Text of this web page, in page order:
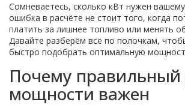
Сомневаетесь, сколько кВт нужен
ошибка в расчёте не стоит того, когда
платить за лишнее топливо или менять
Давайте разберём всё по полочкам,
быстро подобрать оптимальную
Почему правильный
мощности важен